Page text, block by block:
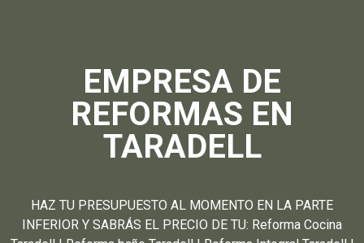
EMPRESA DE
REFORMAS EN
TARADELL
HAZ TU PRESUPUESTO AL MOMENTO EN LA PARTE
INFERIOR Y SABRÁS EL PRECIO DE TU: Reforma Cocina